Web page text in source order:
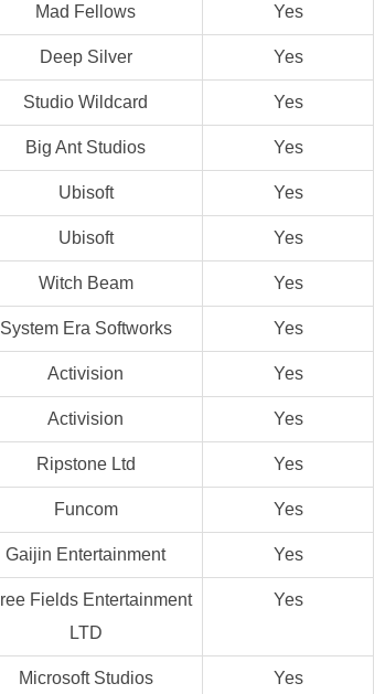
Mad Fellows Yes
Deep Silver Yes
Studio Wildcard Yes
Big Ant Studios Yes
Ubisoft Yes
Ubisoft Yes
Witch Beam Yes
System Era Softworks Yes
Activision Yes
Activision Yes
Ripstone Ltd Yes
Funcom Yes
Gaijin Entertainment Yes
Fields Entertainment
LTD
Yes
Microsoft Studios Yes